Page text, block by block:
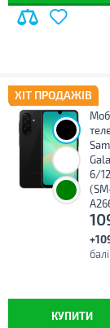
ХІТ ПРОДАЖІВ
6/
КУПИТИ